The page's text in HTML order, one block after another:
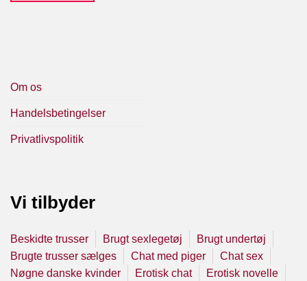
Om os
Handelsbetingelser
Privatlivspolitik
Vi tilbyder
Beskidte trusser Brugt sexlegetøj
Brugt undertøj
Brugte trusser sælges
Chat med piger
Chat sex
Nøgne danske kvinder
Erotisk chat Erotisk novelle